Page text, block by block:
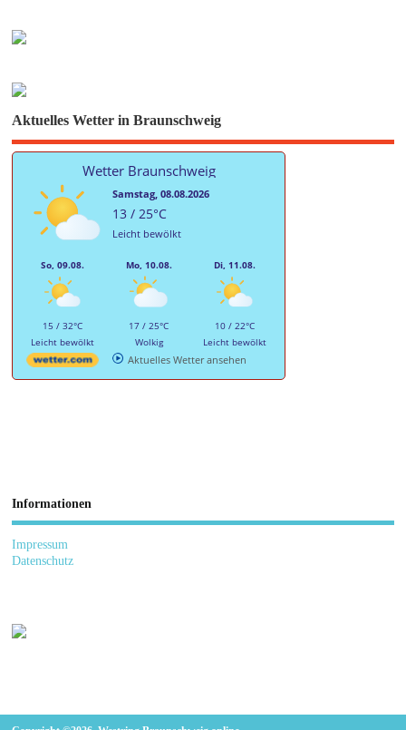
Aktuelles Wetter in Braunschweig
Wetter Braunschweig
Samstag, 08.08.2026
13 / 25°C
Leicht bewölkt
So, 09.08.
15 / 32°C
Leicht bewölkt
Mo, 10.08.
17 / 25°C
Wolkig
Di, 11.08.
10 / 22°C
Leicht bewölkt
Aktuelles Wetter ansehen
Informationen
Impressum
Datenschutz